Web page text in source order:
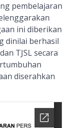
pembelajaran
ini diberikan
dinilai berhasil
TJSL secara
diserahkan